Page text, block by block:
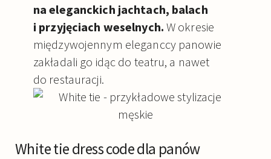
na eleganckich jachtach, balach
i przyjęciach weselnych. W okresie
międzywojennym eleganccy panowie
zakładali go idąc do teatru, a nawet
do restauracji.
White tie dress code dla panów